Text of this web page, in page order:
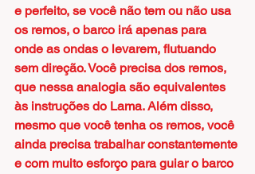
e perfeito, se você não tem ou não usa
os remos, o barco irá apenas para
onde as ondas o levarem, flutuando
sem direção. Você precisa dos remos,
que nessa analogia são equivalentes
às instruções do Lama. Além disso,
mesmo que você tenha os remos, você
ainda precisa trabalhar constantemente
e com muito esforço para guiar o barco